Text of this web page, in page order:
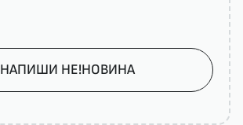
НАПИШИ НЕ!НОВИНА